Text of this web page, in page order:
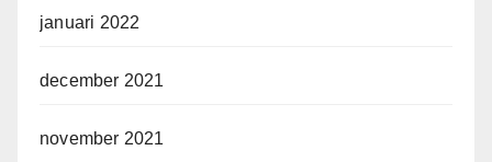
januari 2022
december 2021
november 2021